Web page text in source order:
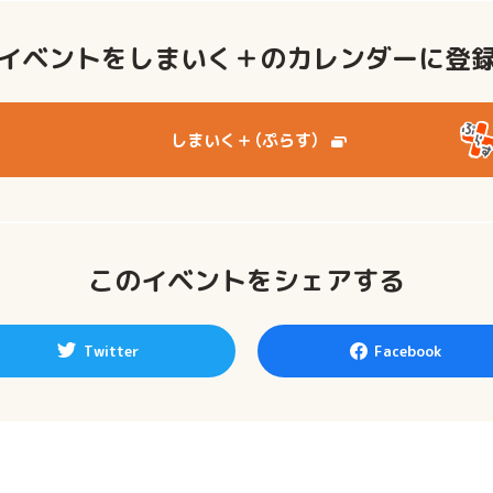
ベントをしまいく＋のカレンダーに登
しまいく＋（ぷらす）
このイベントをシェアする
Twitter Facebook